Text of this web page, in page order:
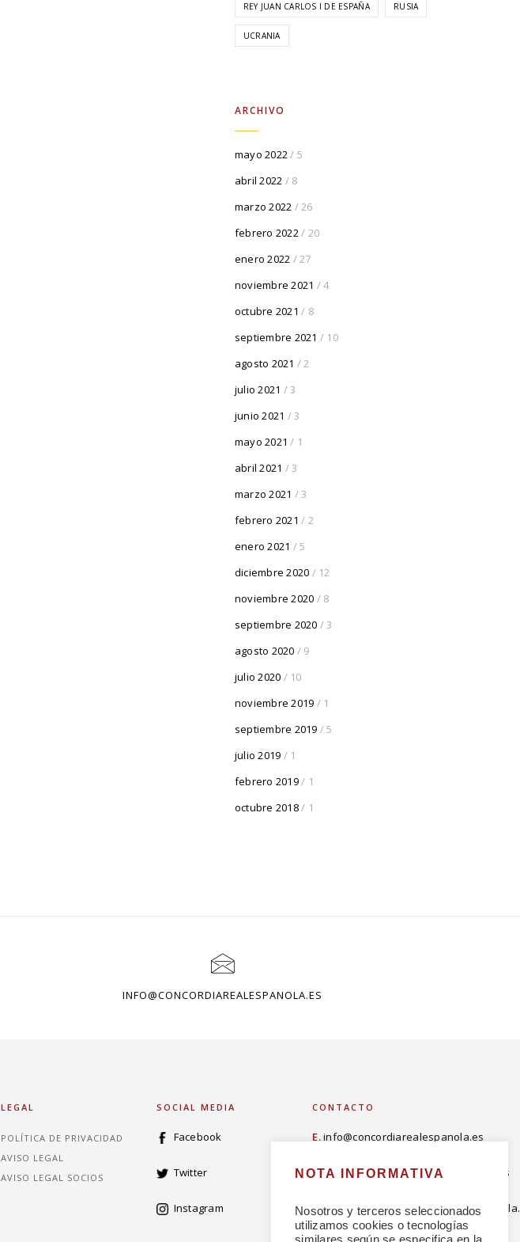
REY JUAN CARLOS I DE ESPAÑA RUSIA
UCRANIA
ARCHIVO
mayo 2022/ 5
abril 2022 / 8
marzo 2022 / 26
febrero 2022/ 20
enero 2022 / 27
noviembre 2021 / 4
octubre 2021 / 8
septiembre 2021 / 10
agosto 2021 / 2
julio 2021 / 3
junio 2021 / 3
mayo 2021 / 1
abril 2021 / 3
marzo 2021 / 3
febrero 2021 / 2
enero 2021 / 5
diciembre 2020 / 12
noviembre 2020 / 8
septiembre 2020 / 3
agosto 2020 / 9
julio 2020 / 10
noviembre 2019 / 1
septiembre 2019 / 5
julio 2019 / 1
febrero 2019/ 1
octubre 2018/ 1
INFO@CONCORDIAREALESPANOLA.ES
LEGAL
POLÍTICA DE PRIVACIDAD
AVISO LEGAL
AVISO LEGAL SOCIOS
SOCIAL MEDIA
Facebook
Twitter
Instagram
CONTACTO
E.info@concordiarealespanola.es
E.admision@concordiarealespanola.es
E.
NOTA INFORMATIVA
Nosotros y terceros seleccionados
utilizamos cookies o tecnologías